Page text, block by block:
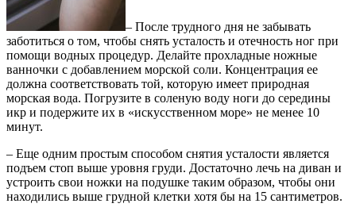
– После трудного дня не забывать
заботиться о том, чтобы снять усталость и отечность ног при
помощи водных процедур. Делайте прохладные ножные
ванночки с добавлением морской соли. Концентрация ее
должна соответствовать той, которую имеет природная
морская вода. Погрузите в соленую воду ноги до середины
икр и подержите их в «искусственном море» не менее 10
минут.
– Еще одним простым способом снятия усталости является
подъем стоп выше уровня груди. Достаточно лечь на диван и
устроить свои ножки на подушке таким образом, чтобы они
находились выше грудной клетки хотя бы на 15 сантиметров.